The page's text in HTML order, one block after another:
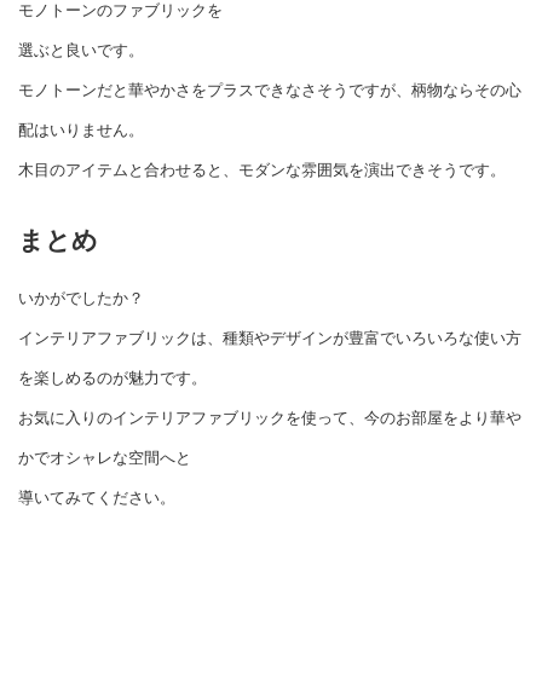
モノトーンのファブリックを
選ぶと良いです。
モノトーンだと華やかさをプラスできなさそうですが、柄物ならその心
配はいりません。
木目のアイテムと合わせると、モダンな雰囲気を演出できそうです。
まとめ
いかがでしたか？
インテリアファブリックは、種類やデザインが豊富でいろいろな使い方
を楽しめるのが魅力です。
お気に入りのインテリアファブリックを使って、今のお部屋をより華や
かでオシャレな空間へと
導いてみてください。